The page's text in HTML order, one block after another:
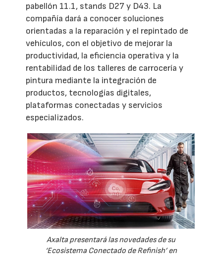
pabellón 11.1, stands D27 y D43. La
compañía dará a conocer soluciones
orientadas a la reparación y el repintado de
vehículos, con el objetivo de mejorar la
productividad, la eficiencia operativa y la
rentabilidad de los talleres de carrocería y
pintura mediante la integración de
productos, tecnologías digitales,
plataformas conectadas y servicios
especializados.
Axalta presentará las novedades de su
‘Ecosistema Conectado de Refinish’ en